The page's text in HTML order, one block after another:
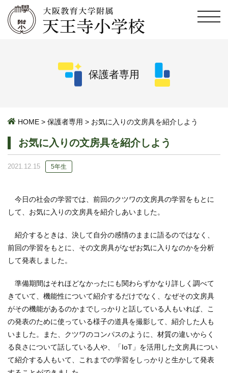
保護者専用
HOME > 保護者専用 > お気に入りの文房具を紹介しよう
お気に入りの文房具を紹介しよう
2021.12.15 5年生
今日の社会の学習では、前回のクツワの文房具の学習をもとに
して、お気に入りの文房具を紹介しあいました。
紹介するときは、決して自分の感情のままに語るのではなく、
前回の学習をもとに、その文房具がなぜお気に入りなのかを分析
して発表しました。
準備期間はそれほどなかったにも関わらずかなり詳しく調べて
きていて、機能性について紹介するだけでなく、なぜその文房具
がその機能があるのかまでしっかりと話している人もいれば、こ
の発表のために使っている様子の道具を撮影して、紹介した人も
いました。また、クツワのコンパスのように、材質の違いからく
る良さについて話している人や、「IoT」を活用した文房具につい
て紹介する人もいて、これまでの学習をしっかりと生かして発表